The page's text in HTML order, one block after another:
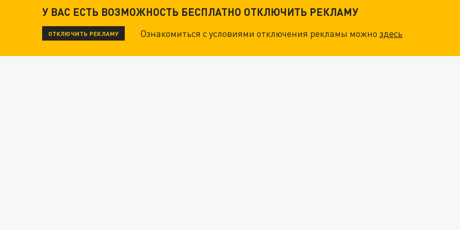
У ВАС ЕСТЬ ВОЗМОЖНОСТЬ БЕСПЛАТНО ОТКЛЮЧИТЬ РЕКЛАМУ
ОТКЛЮЧИТЬ РЕКЛАМУ Ознакомиться с условиями отключения рекламы можноздесь